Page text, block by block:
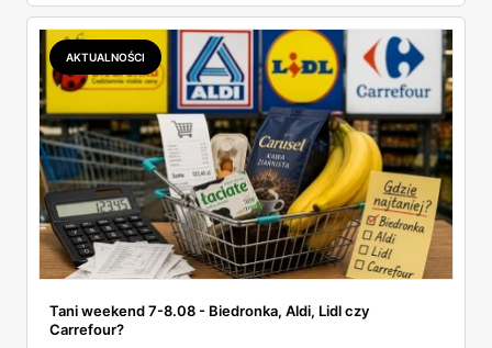
zawsze wygrywa — ta sama kawa ziarnista kosztuje w
Makro ponad dwa razy więcej niż w weekendowej
promocji dyskontu.
AKTUALNOŚCI
Tani weekend 7-8.08 - Biedronka, Aldi, Lidl czy
Carrefour?